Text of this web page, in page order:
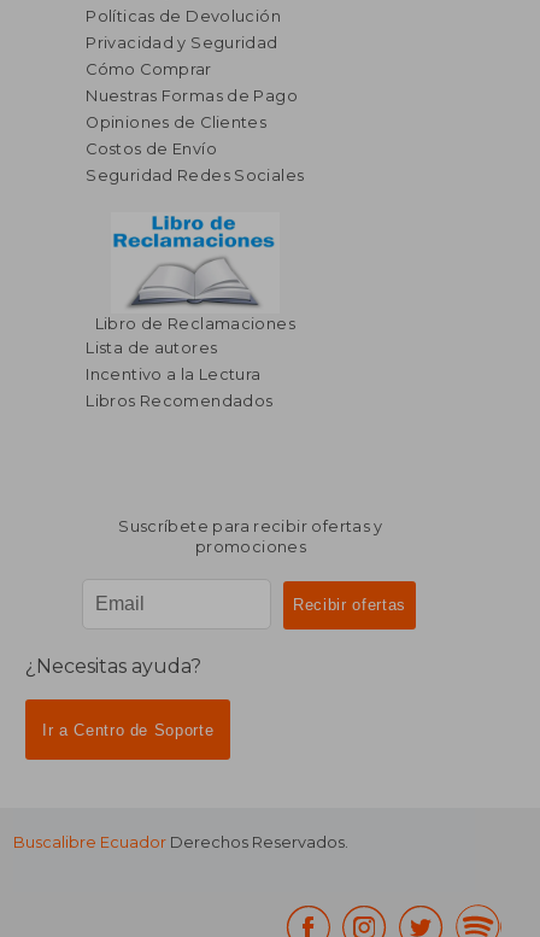
Políticas de Devolución
Privacidad y Seguridad
Cómo Comprar
Nuestras Formas de Pago
Opiniones de Clientes
Costos de Envío
Seguridad Redes Sociales
Libro de Reclamaciones
Lista de autores
Incentivo a la Lectura
Libros Recomendados
Suscríbete para recibir ofertas y
promociones
¿Necesitas ayuda?
Ir a Centro de Soporte
Buscalibre Ecuador Derechos Reservados.